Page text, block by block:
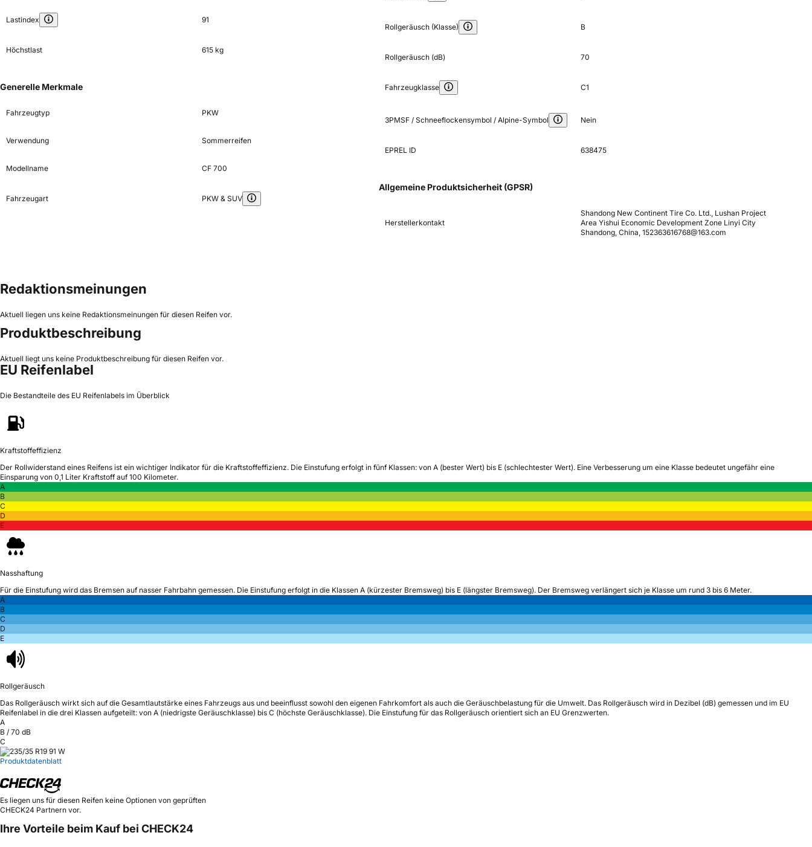
Lastindex 91
Höchstlast 615 kg
Generelle Merkmale
Fahrzeugtyp PKW
Verwendung Sommerreifen
Modellname CF 700
Fahrzeugart PKW & SUV
Rollgeräusch (Klasse) B
Rollgeräusch (dB) 70
Fahrzeugklasse C1
3PMSF / Schneeflockensymbol / Alpine-Symbol Nein
EPREL ID 638475
Allgemeine Produktsicherheit (GPSR)
Herstellerkontakt
Shandong New Continent Tire Co. Ltd., Lushan Project
Area Yishui Economic Development Zone Linyi City
Shandong, China, 152363616768@163.com
Redaktionsmeinungen
Aktuell liegen uns keine Redaktionsmeinungen für diesen Reifen vor.
Produktbeschreibung
Aktuell liegt uns keine Produktbeschreibung für diesen Reifen vor.
EU Reifenlabel
Die Bestandteile des EU Reifenlabels im Überblick
Kraftstoffeffizienz
Der Rollwiderstand eines Reifens ist ein wichtiger Indikator für die Kraftstoffeffizienz. Die Einstufung erfolgt in fünf Klassen: von A (bester Wert) bis E (schlechtester Wert). Eine Verbesserung um eine Klasse bedeutet ungefähr eine
Einsparung von 0,1 Liter Kraftstoff auf 100 Kilometer.
A
B
C
D
E
Nasshaftung
Für die Einstufung wird das Bremsen auf nasser Fahrbahn gemessen. Die Einstufung erfolgt in die Klassen A (kürzester Bremsweg) bis E (längster Bremsweg). Der Bremsweg verlängert sich je Klasse um rund 3 bis 6 Meter.
A
B
C
D
E
Rollgeräusch
Das Rollgeräusch wirkt sich auf die Gesamtlautstärke eines Fahrzeugs aus und beeinflusst sowohl den eigenen Fahrkomfort als auch die Geräuschbelastung für die Umwelt. Das Rollgeräusch wird in Dezibel (dB) gemessen und im EU
Reifenlabel in die drei Klassen aufgeteilt: von A (niedrigste Geräuschklasse) bis C (höchste Geräuschklasse). Die Einstufung für das Rollgeräusch orientiert sich an EU Grenzwerten.
A
B / 70 dB
C
Produktdatenblatt
Es liegen uns für diesen Reifen keine Optionen von geprüften
CHECK24 Partnern vor.
Ihre Vorteile beim Kauf bei CHECK24